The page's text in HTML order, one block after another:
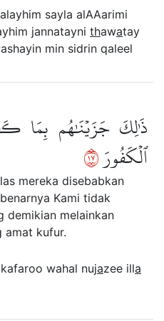
sayla alAAarimi
jannatayni thawatay
min sidrin qaleel
ذَٰلِكَ جَزَيۡنَٰهُم بِمَا
ٱلۡكَفُورَ٧١
mereka disebabkan
Kami tidak
demikian melainkan
amat kufur.
kafaroo wahal nujazee illa